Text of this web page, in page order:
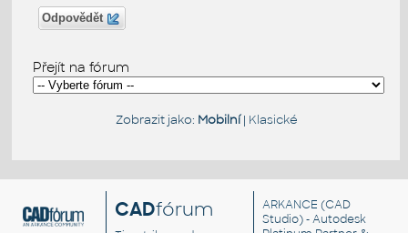
Odpovědět
Přejít na fórum
Zobrazit jako: Mobilní| Klasické
CADfórum ARKANCE (CAD
Studio) - Autodesk